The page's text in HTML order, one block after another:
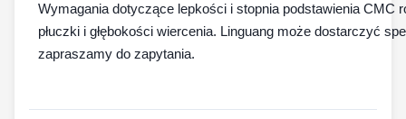
Wymagania dotyczące lepkości i stopnia podstawienia CMC
płuczki i głębokości wiercenia. Linguang może dostarczyć
zapraszamy do zapytania.